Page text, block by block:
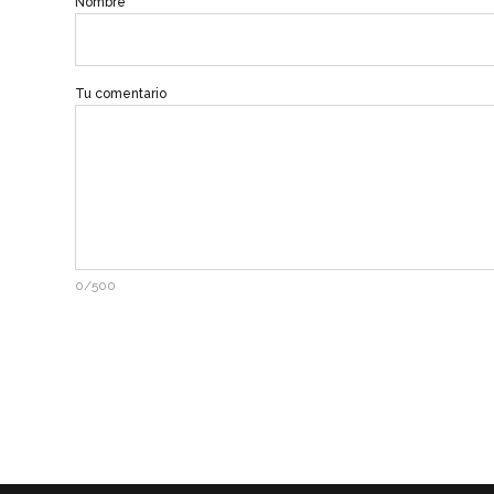
Tu comentario
0/500